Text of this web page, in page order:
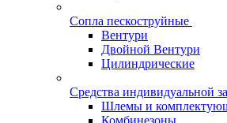
Сопла пескоструйные
Вентури
Двойной Вентури
Цилиндрические
Средства индивидуальной
Шлемы и
Комбинезоны